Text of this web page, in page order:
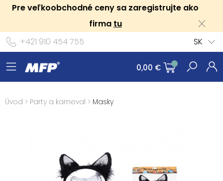
Pre veľkoobchodné ceny sa zaregistrujte ako
firma tu
+421 910 454 755
SK
0,00 €
Úvod > Party a karneval > Masky